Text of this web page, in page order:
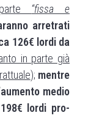
“fissa e
arretrati
126€ lordi da
in parte già
); mentre
medio
lordi pro-